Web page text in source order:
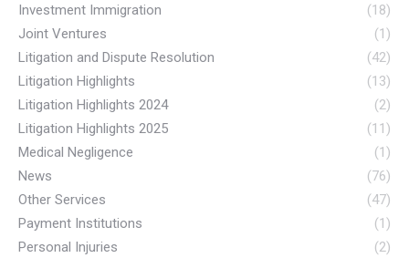
Investment Immigration
(18)
Joint Ventures
(1)
Litigation and Dispute Resolution
(42)
Litigation Highlights
(13)
Litigation Highlights 2024
(2)
Litigation Highlights 2025
(11)
Medical Negligence
(1)
News
(76)
Other Services
(47)
Payment Institutions
(1)
Personal Injuries
(2)